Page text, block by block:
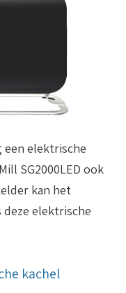
een elektrische
SG2000LED ook
kan het
elektrische
kachel